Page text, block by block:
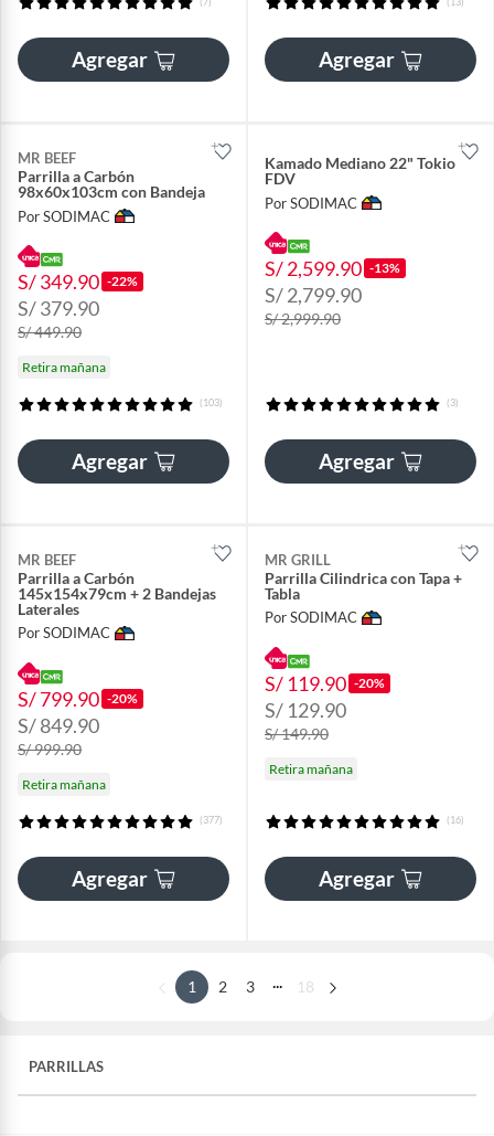
Agregar Agregar
MR BEEF
Parrilla a Carbón
98x60x103cm con Bandeja
Por SODIMAC
S/ 349.90 -22%
S/ 379.90
S/ 449.90
Retira mañana
(103)
Agregar
Kamado Mediano 22" Tokio
FDV
Por SODIMAC
S/ 2,599.90 -13%
S/ 2,799.90
S/ 2,999.90
(3)
Agregar
MR BEEF
Parrilla a Carbón
145x154x79cm + 2 Bandejas
Laterales
Por SODIMAC
S/ 799.90 -20%
S/ 849.90
S/ 999.90
Retira mañana
(377)
Agregar
MR GRILL
Parrilla Cilindrica con Tapa +
Tabla
Por SODIMAC
S/ 119.90 -20%
S/ 129.90
S/ 149.90
Retira mañana
(16)
Agregar
1 2 3 ... 18
PARRILLAS